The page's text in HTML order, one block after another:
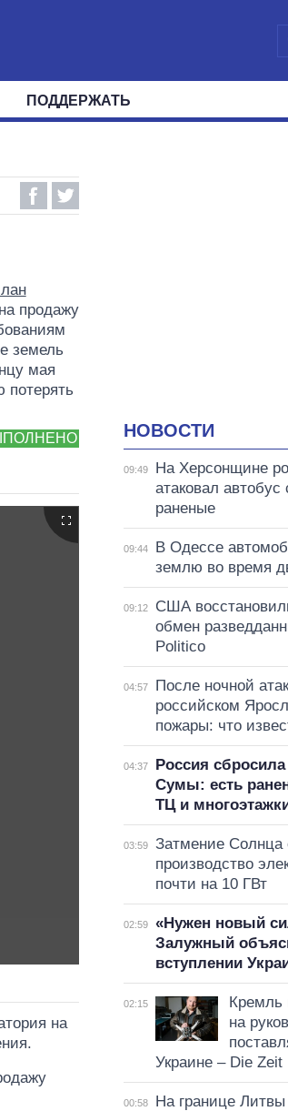
МИР
ОКРУГА
ПОДДЕРЖАТЬ
продажу
земель
мая
потерять
на
НОВОСТИ
09:49
На Херсонщине
атаковал
раненые
09:44
В Одессе
землю во время
09:12
США
обмен
Politico
04:57
После ночной
российском
пожары: что
04:37
Россия
Сумы: есть
ТЦ и
03:59
Затмение Солнца
производство
почти на 10 ГВт
02:59
«Нужен новый
Залужный
вступлении
02:15
Кремль
на
Украине – Die Zeit
00:58
На границе